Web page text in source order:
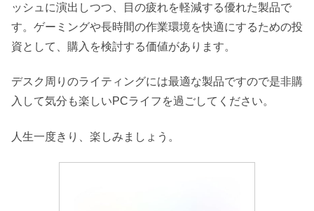
ッシュに演出しつつ、目の疲れを軽減する優れた製品で
す。ゲーミングや長時間の作業環境を快適にするための投
資として、購入を検討する価値があります。
デスク周りのライティングには最適な製品ですので是非購
入して気分も楽しいPCライフを過ごしてください。
人生一度きり、楽しみましょう。